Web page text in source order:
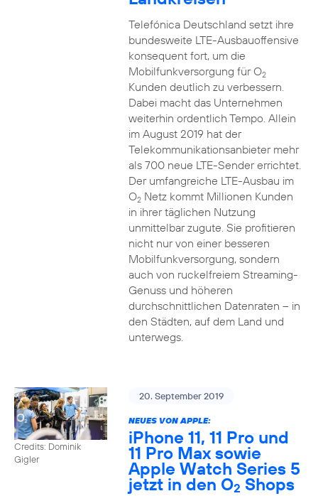
Telefónica Deutschland setzt ihre
bundesweite LTE-Ausbauoffensive
konsequent fort, um die
Mobilfunkversorgung für O2
Kunden deutlich zu verbessern.
Dabei macht das Unternehmen
weiterhin ordentlich Tempo. Allein
im August 2019 hat der
Telekommunikationsanbieter mehr
als 700 neue LTE-Sender errichtet.
Der umfangreiche LTE-Ausbau im
O2Netz kommt Millionen Kunden
in ihrer täglichen Nutzung
unmittelbar zugute. Sie profitieren
nicht nur von einer besseren
Mobilfunkversorgung, sondern
auch von ruckelfreiem Streaming-
Genuss und höheren
durchschnittlichen Datenraten – in
den Städten, auf dem Land und
unterwegs.
Credits: Dominik
Gigler
20. September 2019
NEUES VON APPLE:
iPhone 11, 11 Pro und
11 Pro Max sowie
Apple Watch Series 5
jetzt in den O2 Shops